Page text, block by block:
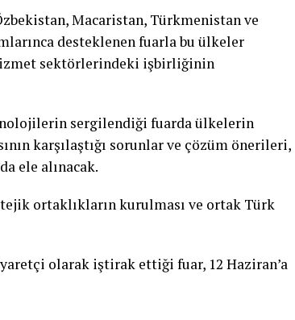
Macaristan, Türkmenistan ve
desteklenen fuarla bu ülkeler
sektörlerindeki işbirliğinin
sergilendiği fuarda ülkelerin
karşılaştığı sorunlar ve çözüm önerileri,
ele alınacak.
ortaklıkların kurulması ve ortak Türk
olarak iştirak ettiği fuar, 12 Haziran’a